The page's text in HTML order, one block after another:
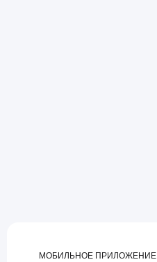
МОБИЛЬНОЕ ПРИЛОЖЕНИЕ